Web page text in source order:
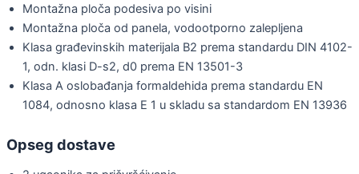
Montažna ploča podesiva po visini
Montažna ploča od panela, vodootporno zalepljena
Klasa građevinskih materijala B2 prema standardu DIN 4102-
1, odn. klasi D-s2, d0 prema EN 13501-3
Klasa A oslobađanja formaldehida prema standardu EN
1084, odnosno klasa E 1 u skladu sa standardom EN 13936
Opseg dostave